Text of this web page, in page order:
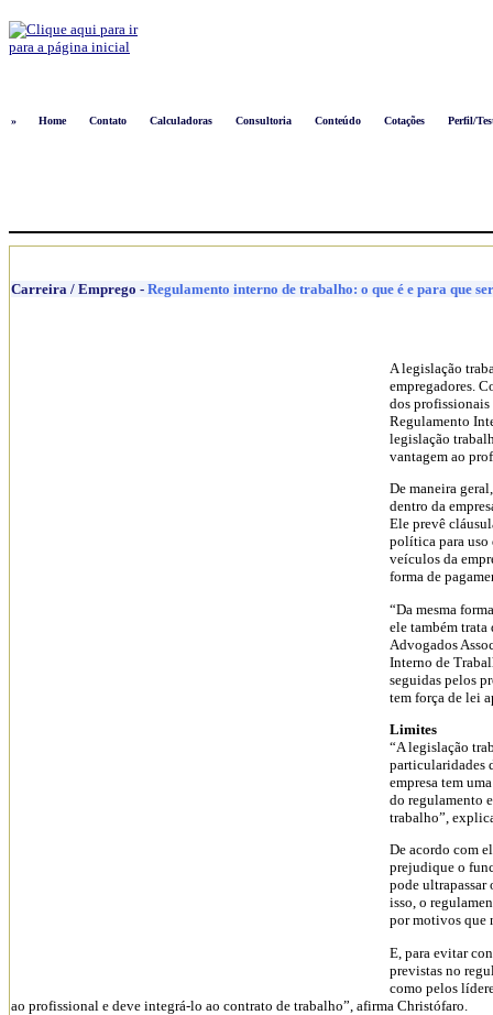
»
Home Contato Calculadoras Consultoria Conteúdo Cotações Perfil/
Carreira / Emprego - Regulamento interno de trabalho: o que é e para que
A legislação
empregadores.
dos profissionais
Regulamento
legislação
vantagem ao
De maneira
dentro da
Ele prevê
política para uso
veículos da
forma de
“Da mesma
ele também trata
Advogados
Interno de
seguidas pelos
tem força de lei
Limites
“A legislação
particularidades
empresa tem
do regulamento
trabalho”,
De acordo com
prejudique o
pode ultrapassar
isso, o
por motivos que
E, para evitar
previstas no
como pelos
ao profissional e deve integrá-lo ao contrato de trabalho”, afirma Christófaro.